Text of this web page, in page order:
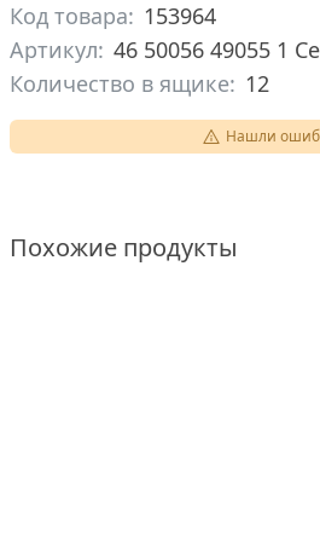
Код товара: 153964
Артикул: 46 50056 49055 1
Количество в ящике: 12
Нашли
Похожие продукты